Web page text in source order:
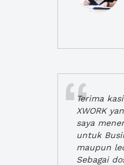
Terima
XWORK
saya
untuk
maupun
Sebagai